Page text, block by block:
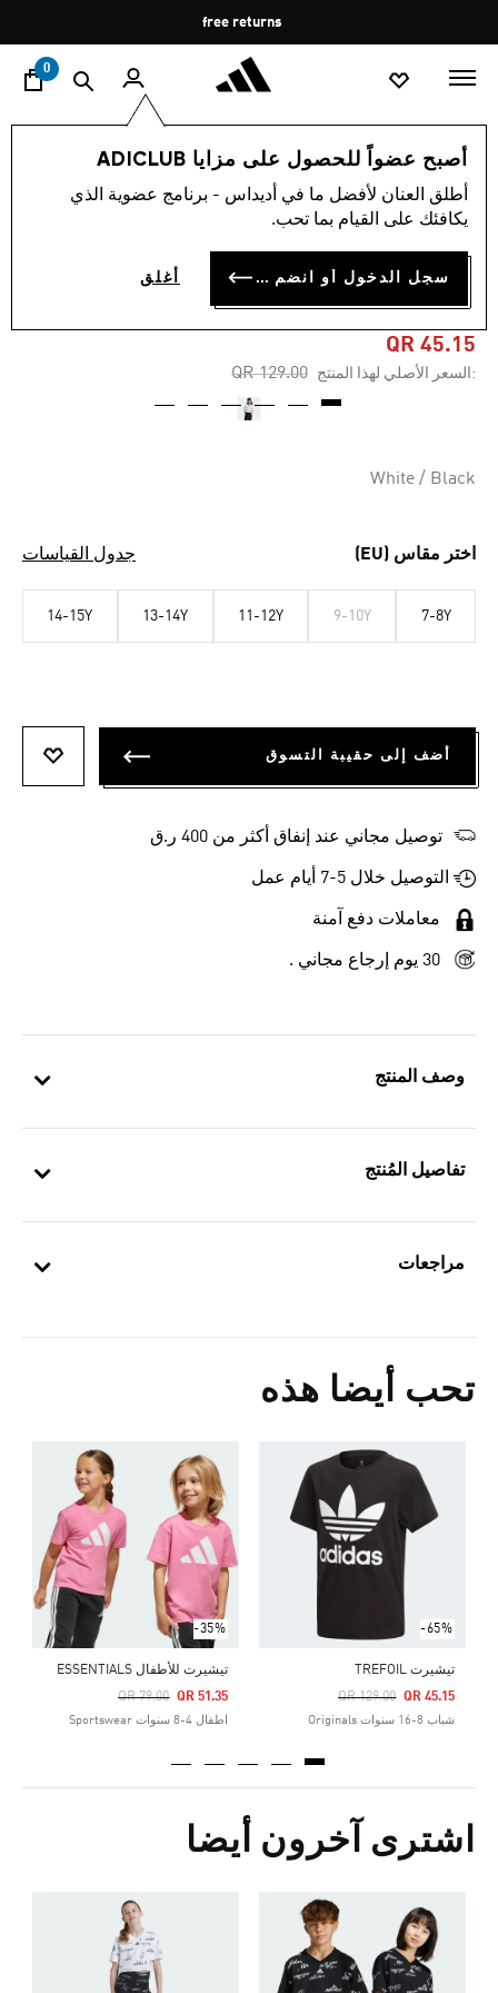
Pause
promotion
rotation
free returns
0
أصبح عضواً للحصول على مزايا ADICLUB
أطلق العنان لأفضل ما في أديداس - برنامج عضوية الذي
يكافئك على القيام بما تحب.
سجل الدخول أو انضم الآن أغلق
وصف المنتج
تفاصيل المُنتج
مراجعات
تحب أيضا هذه
-65%
تيشيرت TREFOIL
Price Reduced From
QR 129.00
To QR 45.15
شباب 8-16 سنوات Originals
-35%
تيشيرت للأطفال ESSENTIALS
Price Reduced From
QR 79.00
To QR 51.35
اطفال 4-8 سنوات Sportswear
Price Reduced From
To
اشترى آخرون أيضا
Price Reduced From
الأطفال الملابس
-65%
5.0 (4)
تيشيرت قصيرة للأطفال
BRAND LOVE
QR 45.15
:السعر الأصلي لهذا المنتج Price reduced from
QR 129.00
to
White / Black
اختر مقاس (EU) جدول القياسات
7-8Y
9-10Y
11-12Y
13-14Y
14-15Y
أضف إلى حقيبة التسوق
توصيل مجاني عند إنفاق أكثر من 400 ر.ق
التوصيل خلال 5-7 أيام عمل
معاملات دفع آمنة